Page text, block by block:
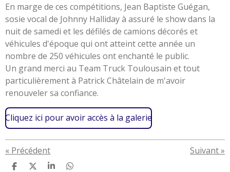
En marge de ces compétitions, Jean Baptiste Guégan,
sosie vocal de Johnny Halliday à assuré le show dans la
nuit de samedi et les défilés de camions décorés et
véhicules d'époque qui ont atteint cette année un
nombre de 250 véhicules ont enchanté le public.
Un grand merci au Team Truck Toulousain et tout
particulièrement à Patrick Châtelain de m'avoir
renouveler sa confiance.
Cliquez ici pour avoir accès à la galerie
« Précédent Suivant»
P
P
P
P